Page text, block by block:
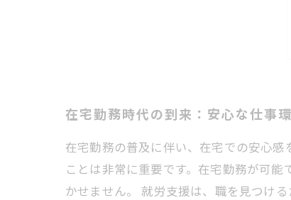
在宅勤務時代の到来：安心な仕事
在宅勤務の普及に伴い、在宅での安心
ことは非常に重要です。在宅勤務が可
かせません。 就労支援は、職を見つけ